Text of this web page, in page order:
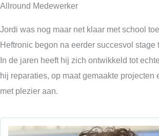
Allround Medewerker
Jordi was nog maar net klaar met school
Heftronic begon na eerder succesvol stage
In de jaren heeft hij zich ontwikkeld tot
hij reparaties, op maat gemaakte projecten
met plezier aan.